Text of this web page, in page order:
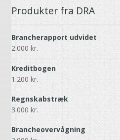
Produkter fra DRA
Brancherapport udvidet
2.000 kr.
Kreditbogen
1.200 kr.
Regnskabstræk
3.000 kr.
Brancheovervågning